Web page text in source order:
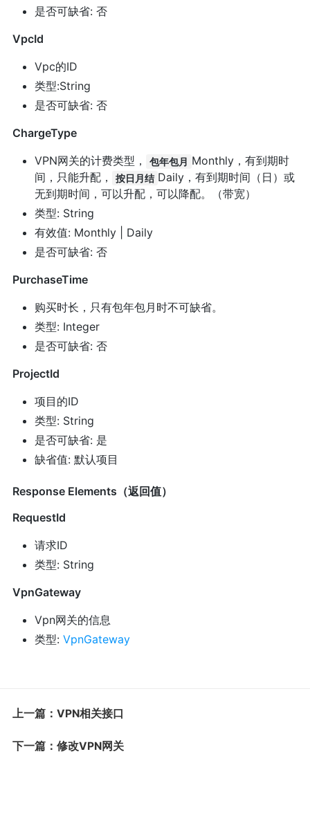
是否可缺省: 否
VpcId
Vpc的ID
类型:String
是否可缺省: 否
ChargeType
VPN网关的计费类型，
包年包月 Monthly，有到期时
间，只能升配，
按日月结 Daily，有到期时间（日）或
无到期时间，可以升配，可以降配。（带宽）
类型: String
有效值: Monthly | Daily
是否可缺省: 否
PurchaseTime
购买时长，只有包年包月时不可缺省。
类型: Integer
是否可缺省: 否
ProjectId
项目的ID
类型: String
是否可缺省: 是
缺省值: 默认项目
Response Elements（返回值）
RequestId
请求ID
类型: String
VpnGateway
Vpn网关的信息
类型: VpnGateway
上一篇：VPN相关接口
下一篇：修改VPN网关